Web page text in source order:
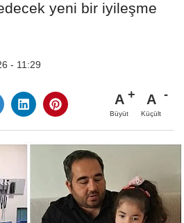
yeni bir iyileşme
- 11:29
A
Büyüt
A
Küçült